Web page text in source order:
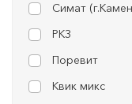
Симат
РКЗ
Поревит
Квик микс